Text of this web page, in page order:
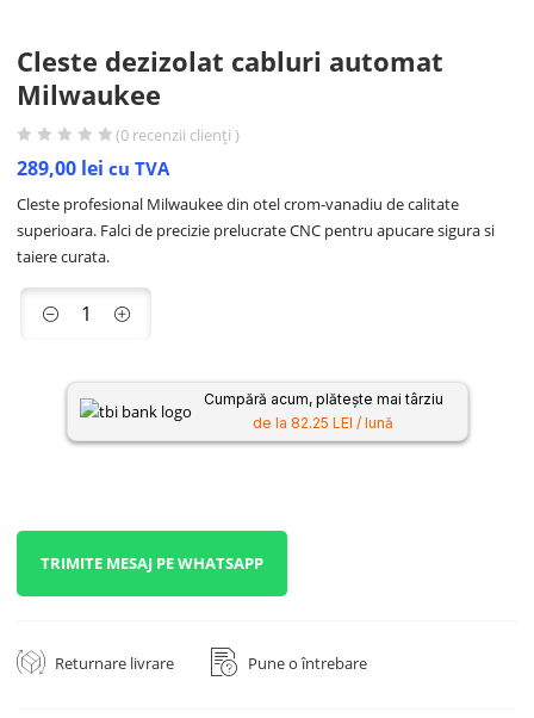
Cleste dezizolat cabluri automat
Milwaukee
(0 recenzii clienți )
289,00 lei cu TVA
Cleste profesional Milwaukee din otel crom-vanadiu de calitate
superioara. Falci de precizie prelucrate CNC pentru apucare sigura si
taiere curata.
Cumpără acum, plătește mai târziu
de la 82.25 LEI / lună
TRIMITE MESAJ PE WHATSAPP
Returnare livrare Pune o întrebare